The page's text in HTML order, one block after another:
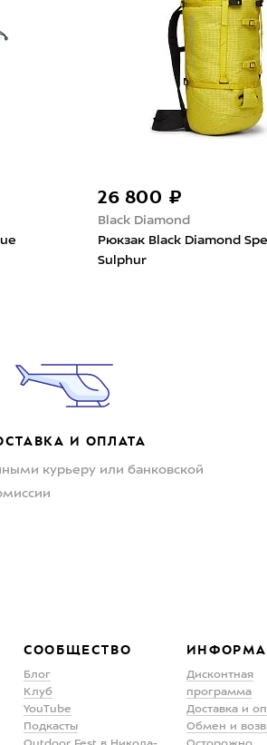
26 800 ₽
Black Diamond
Рюкзак Black Diamond
Sulphur
И ОПЛАТА
курьеру или банковской
СООБЩЕСТВО
Блог
Клуб
YouTube
Подкасты
Дисконтная
программа
Доставка и
Обмен и